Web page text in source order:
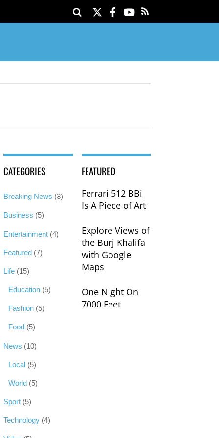
TwitterFacebook
YouTube
CATEGORIES
Breaking News (3)
Business (5)
Entertainment (4)
Featured (7)
Life (15)
Education (5)
Fashion (5)
Food (5)
News (10)
Local (5)
World (5)
Sport (5)
Technology (4)
FEATURED
Ferrari 512 BBi
Is A Piece of Art
Explore Views of
the Burj Khalifa
with Google
Maps
One Night On
7000 Feet